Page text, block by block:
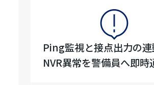
Ping監視と接点出力の連
NVR異常を警備員へ即時